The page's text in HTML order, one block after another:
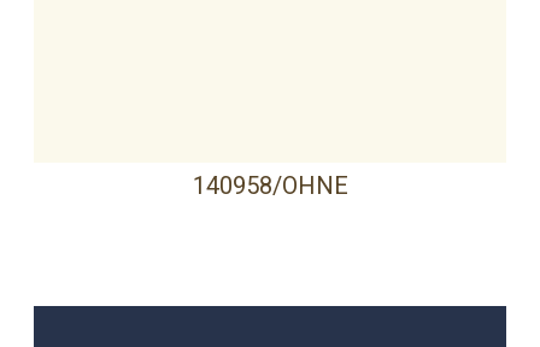
140958/OHNE